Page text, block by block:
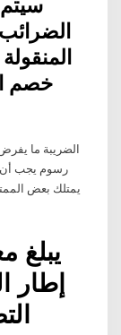
سيتم
خصم
رسوم يجب أن
يمتلك بعض
يبلغ
إطار